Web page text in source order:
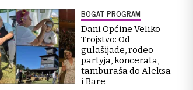
BOGAT PROGRAM
Dani Općine Veliko
Trojstvo: Od
gulašijade, rodeo
partyja, koncerata,
tamburaša do Aleksa
i Bare